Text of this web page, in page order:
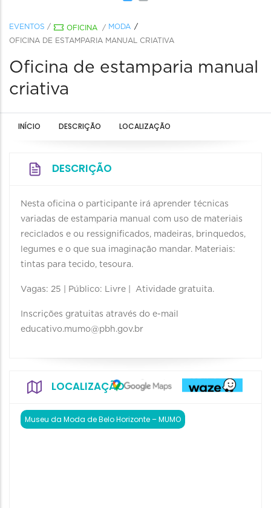
EVENTOS / OFICINA / MODA
OFICINA DE ESTAMPARIA MANUAL CRIATIVA
Oficina de estamparia manual
criativa
INÍCIO DESCRIÇÃO LOCALIZAÇÃO
DESCRIÇÃO
Nesta oficina o participante irá aprender técnicas
variadas de estamparia manual com uso de materiais
reciclados e ou ressignificados, madeiras, brinquedos,
legumes e o que sua imaginação mandar. Materiais:
tintas para tecido, tesoura.
Vagas: 25 | Público: Livre | Atividade gratuita.
Inscrições gratuitas através do e-mail
educativo.mumo@pbh.gov.br
LOCALIZAÇÃO
Museu da Moda de Belo Horizonte – MUMO